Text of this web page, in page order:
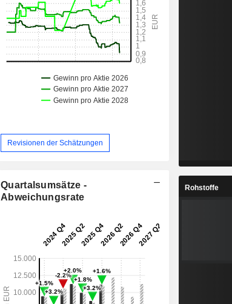
Revisionen der Schätzungen
Quartalsumsätze -
Abweichungsrate
Rohstoffe